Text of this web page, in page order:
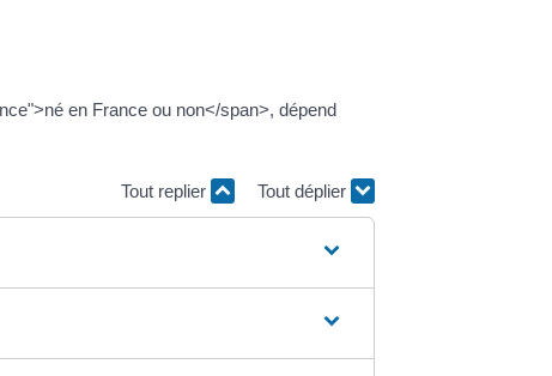
en France ou non</span>, dépend
Tout replier Tout déplier